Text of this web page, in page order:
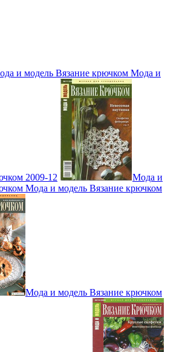
и модель Вязание крючком Мода и
2009-12
Мода и
Мода и модель Вязание крючком
Мода и модель Вязание крючком